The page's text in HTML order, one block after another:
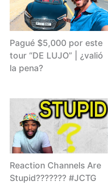
Pagué $5,000 por este
tour “DE LUJO” | ¿valió
la pena?
Reaction Channels Are
Stupid??????? #JCTG